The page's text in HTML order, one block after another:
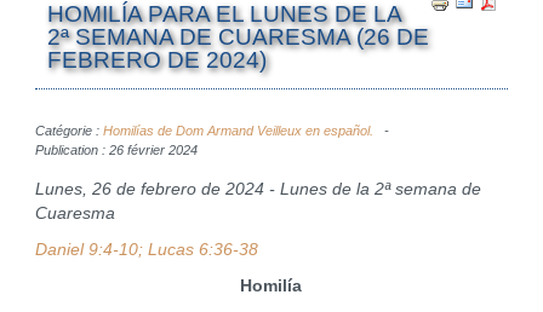
HOMILÍA PARA EL LUNES DE LA
2ª SEMANA DE CUARESMA (26 DE
FEBRERO DE 2024)
Catégorie : Homilías de Dom Armand Veilleux en español.
Publication : 26 février 2024
Lunes, 26 de febrero de 2024 - Lunes de la 2ª semana de
Cuaresma
Daniel 9:4-10; Lucas 6:36-38
Homilía